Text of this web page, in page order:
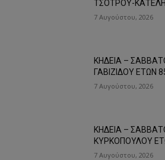
ΤΣΟΤΡΟΥ-
7 Αυγούστου, 2026
ΚΗΔΕΙΑ –
ΓΑΒΙΖΙΔΟΥ ΕΤΩΝ
7 Αυγούστου, 2026
ΚΗΔΕΙΑ –
ΚΥΡΚΟΠΟΥΛΟΥ
7 Αυγούστου, 2026